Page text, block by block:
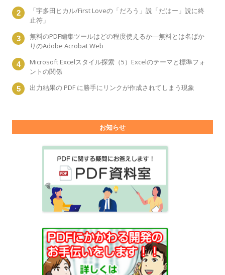
「宇多田ヒカル/First Loveの「だろう」説「だはー」説に終
止符」
無料のPDF編集ツールはどの程度使えるか―無料とは名ばか
りのAdobe Acrobat Web
Microsoft Excelスタイル探索（5）Excelのテーマと標準フォ
ントの関係
出力結果の PDF に勝手にリンクが作成されてしまう現象
お知らせ